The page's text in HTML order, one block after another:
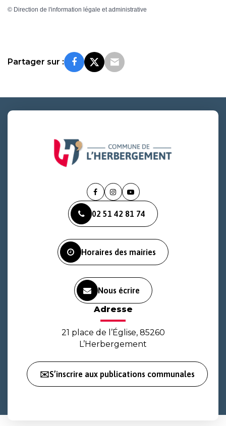
© Direction de l'information légale et administrative
Partager sur :
Lien
le
compte
Lien
le
compte
Lien
la
chaîne
02 51 42 81 74
Horaires des mairies
Nous écrire
Adresse
21 place de l’Église, 85260
L’Herbergement
✉️S’inscrire aux publications communales